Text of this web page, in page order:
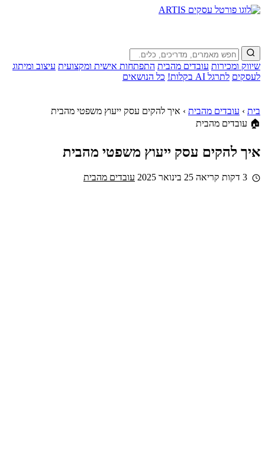
שיווק ומכירות עובדים מהבית התפתחות אישית ומקצועית עיצוב ומיתוג
לעסקים לתרגל AI בקלות! כל הנושאים
בית › עובדים מהבית › איך להקים עסק ייעוץ משפטי מהבית
🏠 עובדים מהבית
איך להקים עסק ייעוץ משפטי מהבית
25 בינואר 2025 עובדים מהבית